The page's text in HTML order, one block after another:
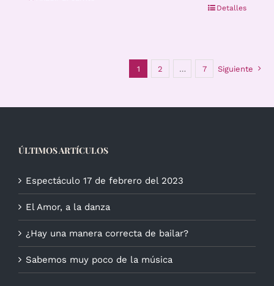
Detalles
1 2 … 7 Siguiente
ÚLTIMOS ARTÍCULOS
Espectáculo 17 de febrero del 2023
El Amor, a la danza
¿Hay una manera correcta de bailar?
Sabemos muy poco de la música